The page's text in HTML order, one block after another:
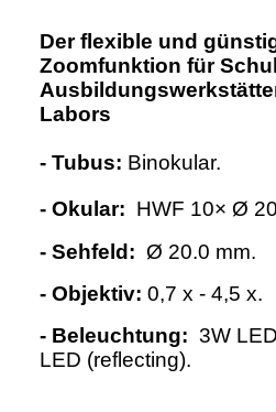
Der flexible und
Zoomfunktion für
Labors
- Tubus: Binokular.
- Okular: HWF 10× Ø
- Sehfeld: Ø 20.0 mm.
- Objektiv: 0,7 x - 4,5 x.
- Beleuchtung: 3W
LED (reflecting).